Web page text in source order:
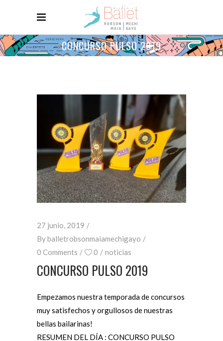
CONCURSO PULSO 2019
27 junio, 2019
Byballetrobsonmaiamechigayo
0 Comments
0 noticias
CONCURSO PULSO 2019
Empezamos nuestra temporada de concursos
muy satisfechos y orgullosos de nuestras
bellas bailarinas!
RESUMEN DEL DÍA : CONCURSO PULSO